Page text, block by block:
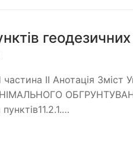
ІІ Анотація
ОБГРУНТУВАННЯ